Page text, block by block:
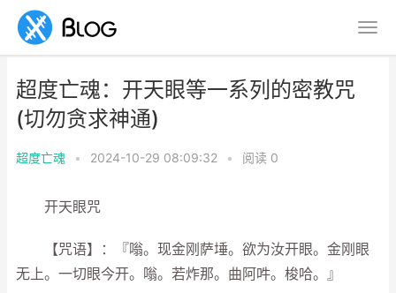
超度亡魂：开天眼等一系列的密教咒
(切勿贪求神通)
超度亡魂 • 2024-10-29 08:09:32 • 阅读 0
开天眼咒
【咒语】：『嗡。现金刚萨埵。欲为汝开眼。金刚眼
无上。一切眼今开。嗡。若炸那。曲阿吽。梭哈。』